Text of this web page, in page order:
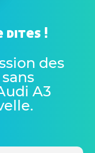
dites !
des
A3
.